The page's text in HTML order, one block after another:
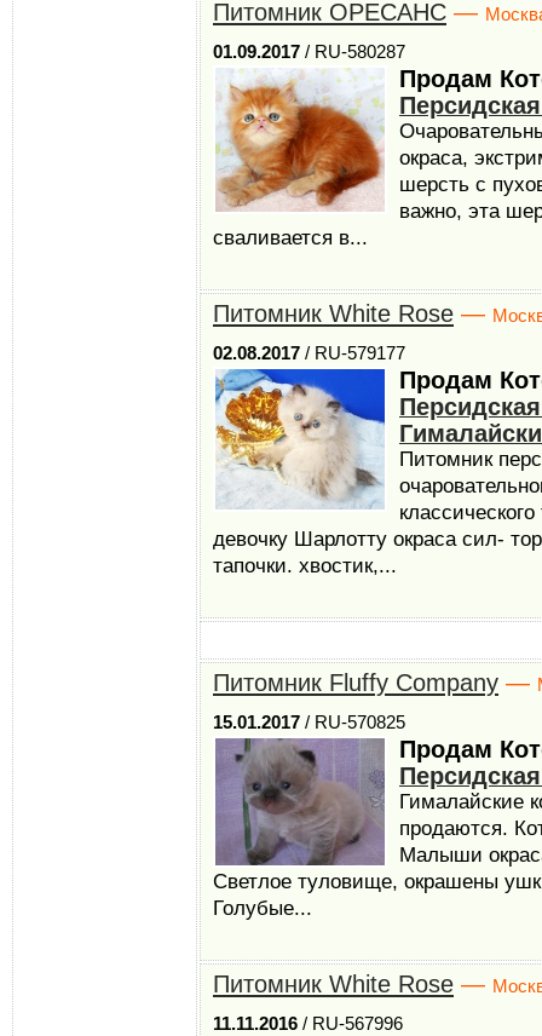
Питомник ОРЕСАНС —
01.09.2017 / RU-580287
Продам
окраса,
шерсть с
важно, эта
сваливается в...
Питомник White Rose —
02.08.2017 / RU-579177
Продам
Питомник
девочку Шарлотту окраса сил-
тапочки. хвостик,...
Питомник Fluffy Company —
15.01.2017 / RU-570825
Продам
Гималайские
продаются.
Малыши
Светлое туловище, окрашены
Голубые...
Питомник White Rose —
11.11.2016 / RU-567996